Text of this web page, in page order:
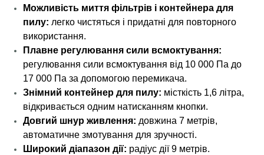
Можливість миття фільтрів і контейнера для
пилу: легко чистяться і придатні для повторного
використання.
Плавне регулювання сили всмоктування:
регулювання сили всмоктування від 10 000 Па до
17 000 Па за допомогою перемикача.
Знімний контейнер для пилу: місткість 1,6 літра,
відкривається одним натисканням кнопки.
Довгий шнур живлення: довжина 7 метрів,
автоматичне змотування для зручності.
Широкий діапазон дії: радіус дії 9 метрів.